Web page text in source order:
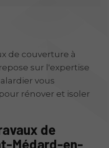
de couverture à
sur l'expertise
vous
rénover et isoler
de
Médard-en-